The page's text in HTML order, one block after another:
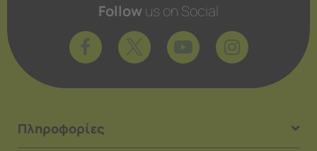
Follow us on Social
Πληροφορίες